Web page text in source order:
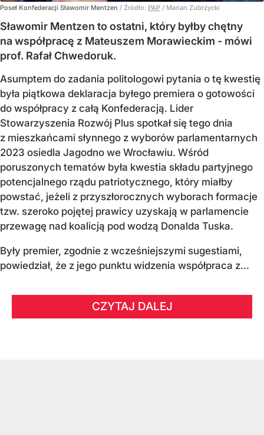
Poseł Konfederacji Sławomir Mentzen / Źródło: PAP / Marian Zubrzycki
Sławomir Mentzen to ostatni, który byłby chętny
na współpracę z Mateuszem Morawieckim - mówi
prof. Rafał Chwedoruk.
Asumptem do zadania politologowi pytania o tę kwestię
była piątkowa deklaracja byłego premiera o gotowości
do współpracy z całą Konfederacją. Lider
Stowarzyszenia Rozwój Plus spotkał się tego dnia
z mieszkańcami słynnego z wyborów parlamentarnych
2023 osiedla Jagodno we Wrocławiu. Wśród
poruszonych tematów była kwestia składu partyjnego
potencjalnego rządu patriotycznego, który miałby
powstać, jeżeli z przyszłorocznych wyborach formacje
tzw. szeroko pojętej prawicy uzyskają w parlamencie
przewagę nad koalicją pod wodzą Donalda Tuska.
Były premier, zgodnie z wcześniejszymi sugestiami,
powiedział, że z jego punktu widzenia współpraca z...
CZYTAJ DALEJ